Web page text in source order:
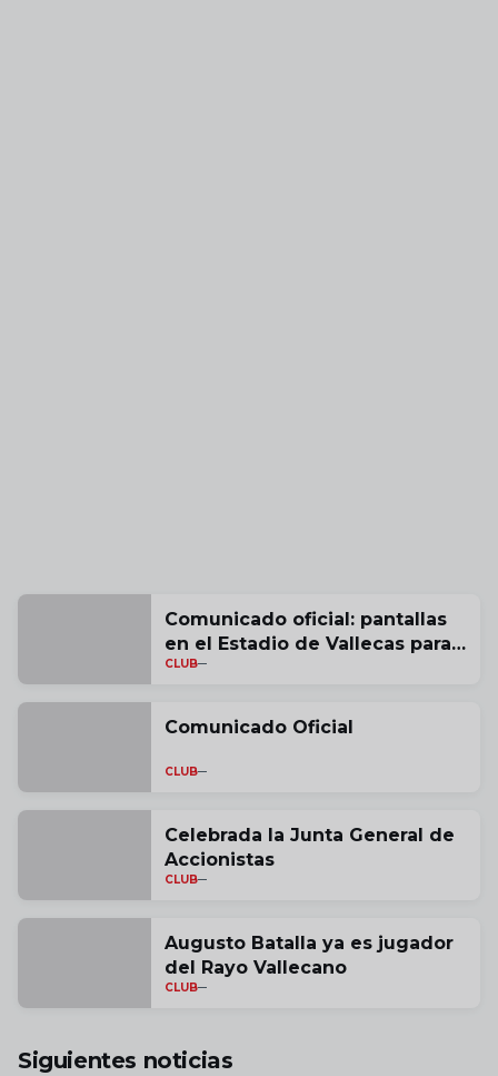
Comunicado oficial: pantallas
en el Estadio de Vallecas para
la histórica final de Conference
CLUB
Comunicado Oficial
CLUB
Celebrada la Junta General de
Accionistas
CLUB
Augusto Batalla ya es jugador
del Rayo Vallecano
CLUB
Siguientes noticias